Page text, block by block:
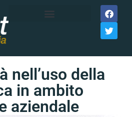
nell’uso della
in ambito
aziendale